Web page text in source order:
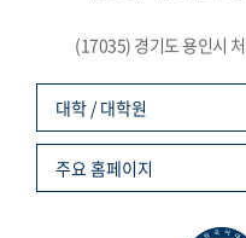
(17035) 경기도 용인시
대학 / 대학원
주요 홈페이지